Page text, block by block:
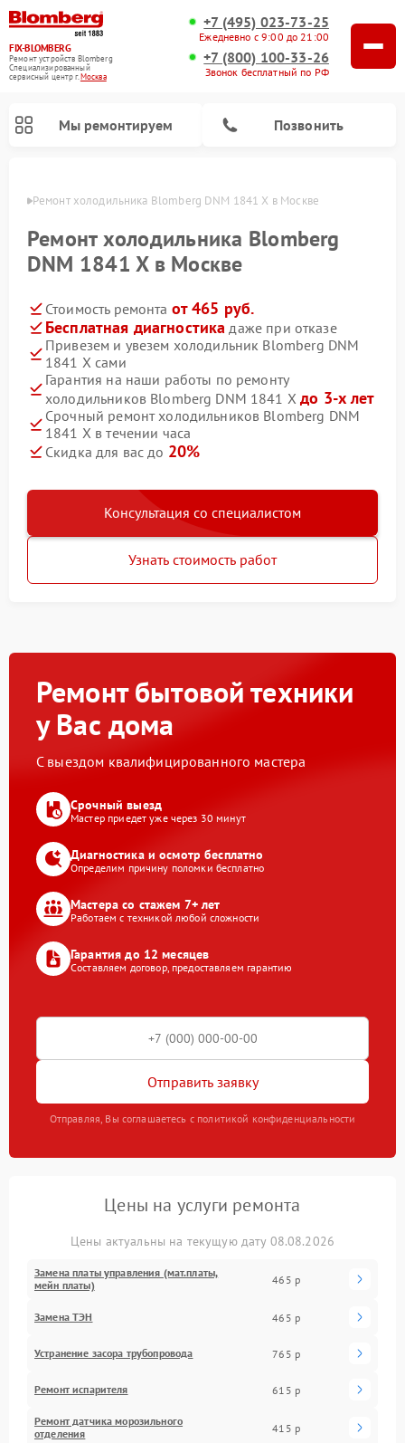
FIX-BLOMBERG
Ремонт устройств Blomberg
Специализированный
cервисный центр г.Москва
+7 (495) 023-73-25
Ежедневно с 9:00 до 21:00
+7 (800) 100-33-26
Звонок бесплатный по РФ
Мы ремонтируем Позвонить
Ремонт холодильника Blomberg DNM 1841 X в Москве
Ремонт холодильника Blomberg
DNM 1841 X в Москве
Стоимость ремонта от 465 руб.
Бесплатная диагностика даже при отказе
Привезем и увезем холодильник Blomberg DNM
1841 X сами
Гарантия на наши работы по ремонту
холодильников Blomberg DNM 1841 Xдо 3-х лет
Срочный ремонт холодильников Blomberg DNM
1841 X в течении часа
Скидка для вас до 20%
Консультация со специалистом
Узнать стоимость работ
Ремонт бытовой техники
у Вас дома
С выездом квалифицированного мастера
Срочный выезд
Мастер приедет уже через 30 минут
Диагностика и осмотр бесплатно
Определим причину поломки бесплатно
Мастера со стажем 7+ лет
Работаем с техникой любой сложности
Гарантия до 12 месяцев
Составляем договор, предоставляем гарантию
Отправить заявку
Отправляя, Вы соглашаетесь с политикой конфиденциальности
Цены на услуги ремонта
Цены актуальны на текущую дату 08.08.2026
Замена платы управления (мат.платы,
мейн платы)
465 р
Замена ТЭН 465 р
Устранение засора трубопровода 765 р
Ремонт испарителя 615 р
Ремонт датчика морозильного
отделения
415 р